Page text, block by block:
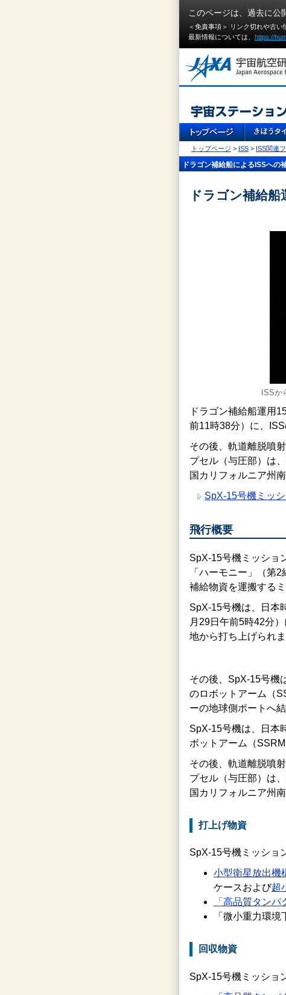
このページは、過去に公
＜免責事項＞ リンク切れや古
最新情報については、 https://
トップページ > ISS > ISS関連
ドラゴン補給船によるISSへの
ドラゴン補給
ISSか
ドラゴン補給船運用
前11時38分）に、
その後、軌道離脱噴
プセル（与圧部）は
国カリフォルニア州
SpX-15号機ミッ
飛行概要
SpX-15号機ミッショ
「ハーモニー」（第
補給物資を運搬する
SpX-15号機は、日本
月29日午前5時42分
地から打ち上げられま
その後、SpX-15号機
のロボットアーム（
ーの地球側ポートへ
SpX-15号機は、日本
ボットアーム（
その後、軌道離脱噴
プセル（与圧部）は
国カリフォルニア州
打上げ物資
SpX-15号機ミッショ
小型衛星放出機
ケースおよび超
「高品質タン
「微小重力環
回収物資
SpX-15号機ミッショ